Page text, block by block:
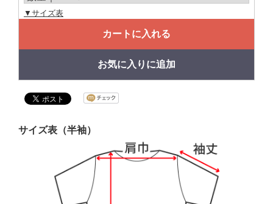
▼サイズ表
カートに入れる
お気に入りに追加
サイズ表（半袖）